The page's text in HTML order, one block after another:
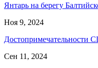
Янтарь на берегу
Ноя 9, 2024
Достопримечательности
Сен 11, 2024